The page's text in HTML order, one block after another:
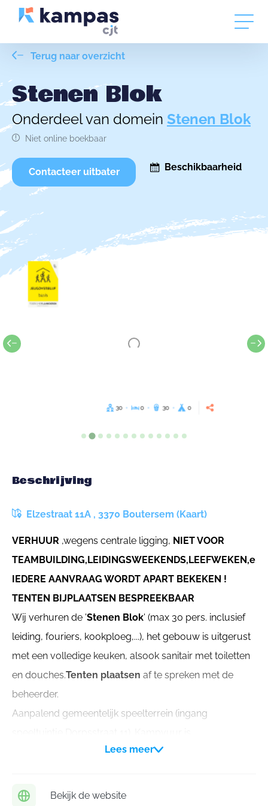
Terug naar overzicht
Stenen Blok
Onderdeel van domein Stenen Blok
Niet online boekbaar
Contacteer uitbater Beschikbaarheid
30 0 30 0
Beschrijving
Elzestraat 11A , 3370 Boutersem (Kaart)
VERHUUR ,wegens centrale ligging, NIET VOOR
TEAMBUILDING,LEIDINGSWEEKENDS,LEEFWEKEN,e.d.
IEDERE AANVRAAG WORDT APART BEKEKEN !
TENTEN BIJPLAATSEN BESPREEKBAAR
Wij verhuren de 'Stenen Blok' (max 30 pers. inclusief
leiding, fouriers, kookploeg,...), het gebouw is uitgerust
met een volledige keuken, alsook sanitair met toiletten
en douches.Tenten plaatsen af te spreken met de
beheerder.
Aanpalend gemeentelijk speelterrein (ingang
gunningsplichtig (zie website gemeente
voorwaarde worden gespeeld.
Lees meer
Bekijk de website